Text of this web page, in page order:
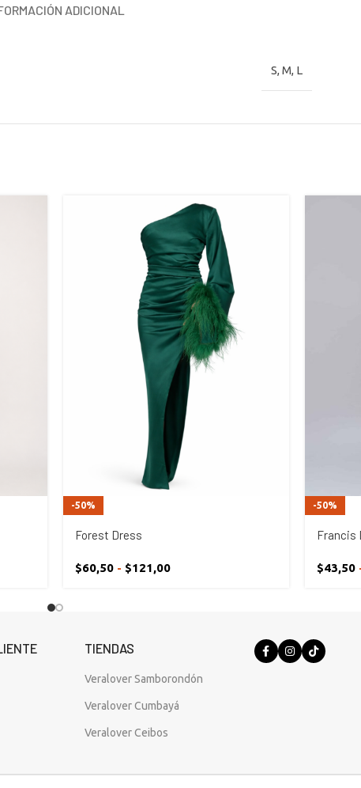
ADICIONAL
S, M, L
-50%
Forest Dress
$60,50 - $121,00
-50%
Francis
$43,50
TIENDAS
Veralover Samborondón
Veralover Cumbayá
Veralover Ceibos